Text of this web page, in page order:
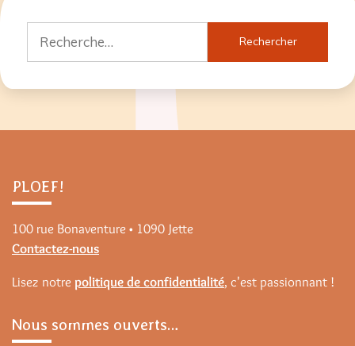
PLOEF!
100 rue Bonaventure • 1090 Jette
Contactez-nous
Lisez notre politique de confidentialité, c'est passionnant !
Nous sommes ouverts…